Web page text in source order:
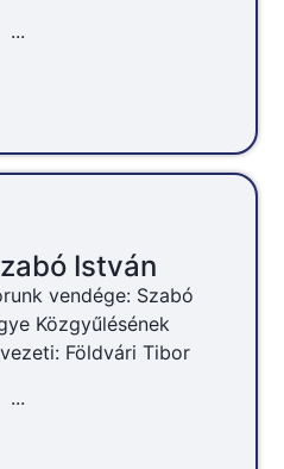
...
István
vendége: Szabó
Közgyűlésének
Földvári Tibor
...